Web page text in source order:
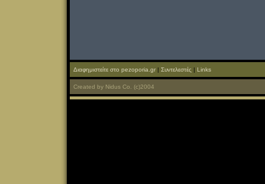
Διαφημιστείτε στο pezoporia.gr | Συντελεστές | Links
Created by Nidus Co. (c)2004